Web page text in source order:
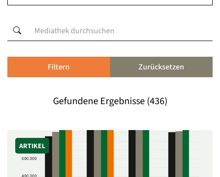
Filtern Zurücksetzen
Gefundene Ergebnisse (436)
ARTIKEL